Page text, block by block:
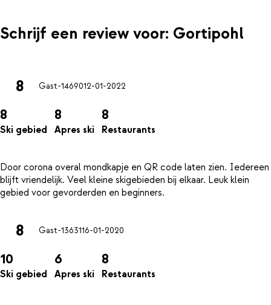
Schrijf een review voor: Gortipohl
8 Gast-1469012-01-2022
8
Ski gebied
8
Apres ski
8
Restaurants
Door corona overal mondkapje en QR code laten zien. Iedereen
blijft vriendelijk. Veel kleine skigebieden bij elkaar. Leuk klein
8 Gast-1363116-01-2020
10
Ski gebied
6
Apres ski
8
Restaurants